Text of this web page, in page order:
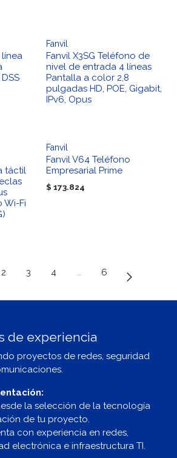
línea
Fanvil X3SG Teléfono de
nivel de entrada 4 líneas
Pantalla a color 2,8
pulgadas HD, POE, Gigabit,
IPv6, Opus
Fanvil
táctil
Wi-Fi
Fanvil V64 Teléfono
Empresarial Prime
$ 173.824
Fanvil
2 3 4 … 6
de experiencia
proyectos de redes, seguridad
la selección de la tecnología
de tu proyecto.
con experiencia en redes,
electrónica e infraestructura TI.